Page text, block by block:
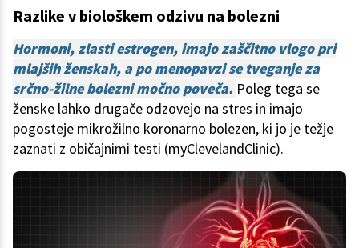
Razlike v biološkem odzivu na bolezni
Hormoni, zlasti estrogen, imajo zaščitno vlogo pri
mlajših ženskah, a po menopavzi se tveganje za
srčno-žilne bolezni močno poveča. Poleg tega se
ženske lahko drugače odzovejo na stres in imajo
pogosteje mikrožilno koronarno bolezen, ki jo je težje
zaznati z običajnimi testi (myClevelandClinic).